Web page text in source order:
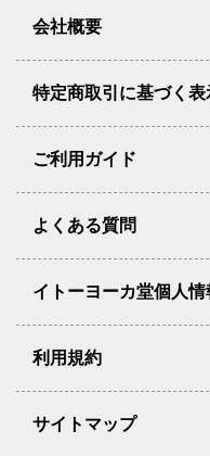
会社概要
特定商取引に基づく表
ご利用ガイド
よくある質問
イトーヨーカ堂個人
利用規約
サイトマップ